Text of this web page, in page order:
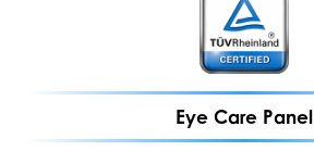
Eye Care Panel